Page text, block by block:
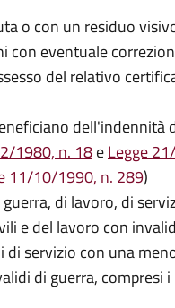
o con un residuo
con eventuale
del relativo
dell'indennità
1980, n. 18eLegge
11/10/1990, n. 289)
di lavoro, di
e del lavoro con
servizio con una
di guerra, compresi